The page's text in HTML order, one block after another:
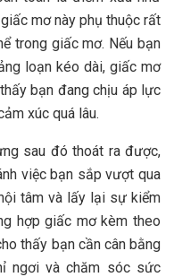
mơ này phụ thuộc rất
trong giấc mơ. Nếu bạn
loạn kéo dài, giấc mơ
bạn đang chịu áp lực
xúc quá lâu.
sau đó thoát ra được,
việc bạn sắp vượt qua
tâm và lấy lại sự kiểm
hợp giấc mơ kèm theo
thấy bạn cần cân bằng
ngơi và chăm sóc sức